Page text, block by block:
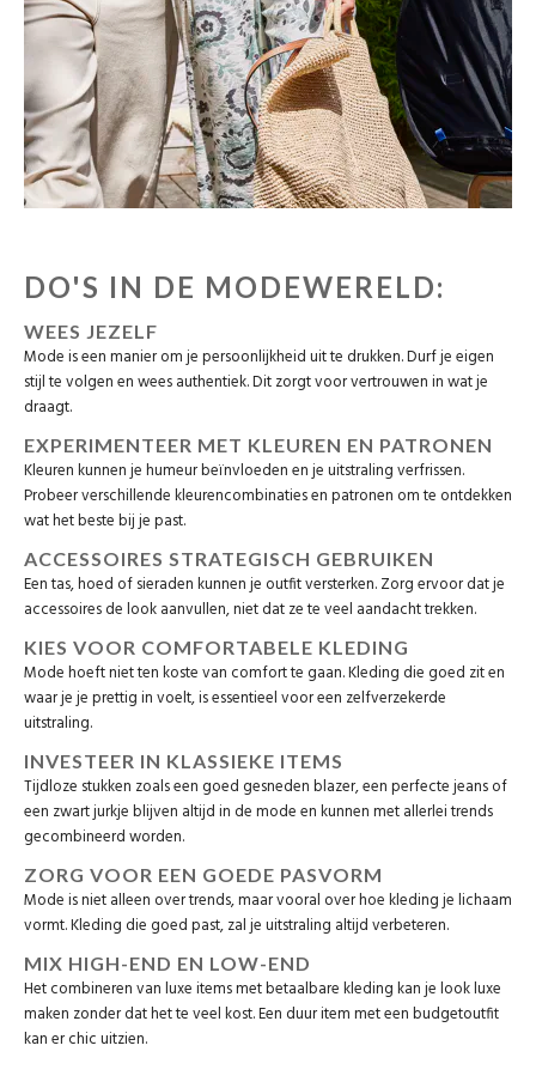
DO'S IN DE MODEWERELD:
WEES JEZELF
Mode is een manier om je persoonlijkheid uit te drukken. Durf je eigen
stijl te volgen en wees authentiek. Dit zorgt voor vertrouwen in wat je
draagt.
EXPERIMENTEER MET KLEUREN EN PATRONEN
Kleuren kunnen je humeur beïnvloeden en je uitstraling verfrissen.
Probeer verschillende kleurencombinaties en patronen om te ontdekken
wat het beste bij je past.
ACCESSOIRES STRATEGISCH GEBRUIKEN
Een tas, hoed of sieraden kunnen je outfit versterken. Zorg ervoor dat je
accessoires de look aanvullen, niet dat ze te veel aandacht trekken.
KIES VOOR COMFORTABELE KLEDING
Mode hoeft niet ten koste van comfort te gaan. Kleding die goed zit en
waar je je prettig in voelt, is essentieel voor een zelfverzekerde
uitstraling.
INVESTEER IN KLASSIEKE ITEMS
Tijdloze stukken zoals een goed gesneden blazer, een perfecte jeans of
een zwart jurkje blijven altijd in de mode en kunnen met allerlei trends
gecombineerd worden.
ZORG VOOR EEN GOEDE PASVORM
Mode is niet alleen over trends, maar vooral over hoe kleding je lichaam
vormt. Kleding die goed past, zal je uitstraling altijd verbeteren.
MIX HIGH-END EN LOW-END
Het combineren van luxe items met betaalbare kleding kan je look luxe
maken zonder dat het te veel kost. Een duur item met een budgetoutfit
kan er chic uitzien.